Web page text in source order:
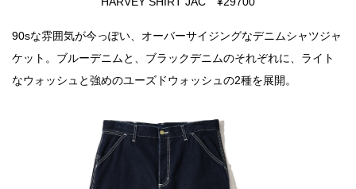
90sな雰囲気が今っぽい、オーバーサイジングなデニムシャツジャ
ケット。ブルーデニムと、ブラックデニムのそれぞれに、ライト
なウォッシュと強めのユーズドウォッシュの2種を展開。